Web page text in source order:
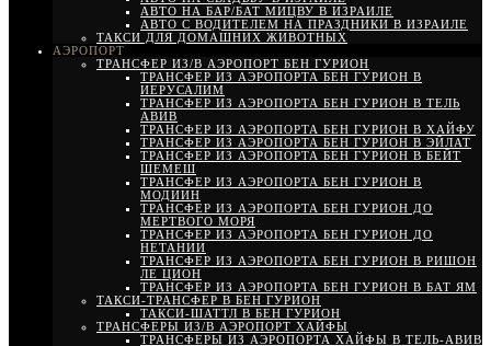
АВТО НА БАР/БАТ МИЦВУ В ИЗРАИЛЕ
АВТО С ВОДИТЕЛЕМ НА ПРАЗДНИКИ В ИЗРАИЛЕ
ТАКСИ ДЛЯ ДОМАШНИХ ЖИВОТНЫХ
АЭРОПОРТ
ТРАНСФЕР ИЗ/В АЭРОПОРТ БЕН ГУРИОН
ТРАНСФЕР ИЗ АЭРОПОРТА БЕН ГУРИОН В
ИЕРУСАЛИМ
ТРАНСФЕР ИЗ АЭРОПОРТА БЕН ГУРИОН В ТЕЛЬ
АВИВ
ТРАНСФЕР ИЗ АЭРОПОРТА БЕН ГУРИОН В ХАЙФУ
ТРАНСФЕР ИЗ АЭРОПОРТА БЕН ГУРИОН В ЭЙЛАТ
ТРАНСФЕР ИЗ АЭРОПОРТА БЕН ГУРИОН В БЕЙТ
ШЕМЕШ
ТРАНСФЕР ИЗ АЭРОПОРТА БЕН ГУРИОН В
МОДИИН
ТРАНСФЕР ИЗ АЭРОПОРТА БЕН ГУРИОН ДО
МЕРТВОГО МОРЯ
ТРАНСФЕР ИЗ АЭРОПОРТА БЕН ГУРИОН ДО
НЕТАНИИ
ТРАНСФЕР ИЗ АЭРОПОРТА БЕН ГУРИОН В РИШОН
ЛЕ ЦИОН
ТРАНСФЕР ИЗ АЭРОПОРТА БЕН ГУРИОН В БАТ ЯМ
ТАКСИ-ТРАНСФЕР В БЕН ГУРИОН
ТАКСИ-ШАТТЛ В БЕН ГУРИОН
ТРАНСФЕРЫ ИЗ/В АЭРОПОРТ ХАЙФЫ
ТРАНСФЕРЫ ИЗ АЭРОПОРТА ХАЙФЫ В ТЕЛЬ-АВИВ